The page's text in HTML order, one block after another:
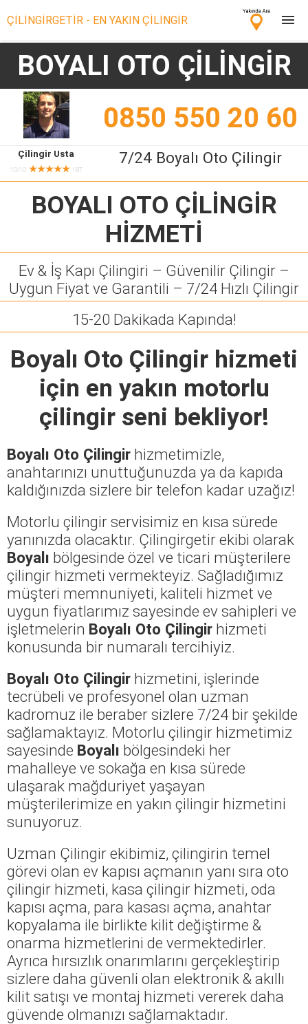
ÇİLİNGİRGETİR - EN YAKIN ÇİLİNGİR
Çilingir Ara
Çilingir misin? Bize Katıl!
BOYALI OTO ÇİLİNGİR
0850 550 20 60
Çilingir Usta
10/10 ★★★★★ 187
7/24 Boyalı Oto Çilingir
BOYALI OTO ÇİLİNGİR
HİZMETİ
Ev & İş Kapı Çilingiri – Güvenilir Çilingir –
Uygun Fiyat ve Garantili – 7/24 Hızlı Çilingir
15-20 Dakikada Kapında!
Boyalı Oto Çilingir hizmeti
için en yakın motorlu
çilingir seni bekliyor!
Boyalı Oto Çilingir hizmetimizle,
anahtarınızı unuttuğunuzda ya da kapıda
kaldığınızda sizlere bir telefon kadar uzağız!
Motorlu çilingir servisimiz en kısa sürede
yanınızda olacaktır. Çilingirgetir ekibi olarak
Boyalı bölgesinde özel ve ticari müşterilere
çilingir hizmeti vermekteyiz. Sağladığımız
müşteri memnuniyeti, kaliteli hizmet ve
uygun fiyatlarımız sayesinde ev sahipleri ve
işletmelerin Boyalı Oto Çilingir hizmeti
konusunda bir numaralı tercihiyiz.
Boyalı Oto Çilingir hizmetini, işlerinde
tecrübeli ve profesyonel olan uzman
kadromuz ile beraber sizlere 7/24 bir şekilde
sağlamaktayız. Motorlu çilingir hizmetimiz
sayesinde Boyalı bölgesindeki her
mahalleye ve sokağa en kısa sürede
ulaşarak mağduriyet yaşayan
müşterilerimize en yakın çilingir hizmetini
sunuyoruz.
Uzman Çilingir ekibimiz, çilingirin temel
görevi olan ev kapısı açmanın yanı sıra oto
çilingir hizmeti, kasa çilingir hizmeti, oda
kapısı açma, para kasası açma, anahtar
kopyalama ile birlikte kilit değiştirme &
onarma hizmetlerini de vermektedirler.
Ayrıca hırsızlık onarımlarını gerçekleştirip
sizlere daha güvenli olan elektronik & akıllı
kilit satışı ve montaj hizmeti vererek daha
güvende olmanızı sağlamaktadır.